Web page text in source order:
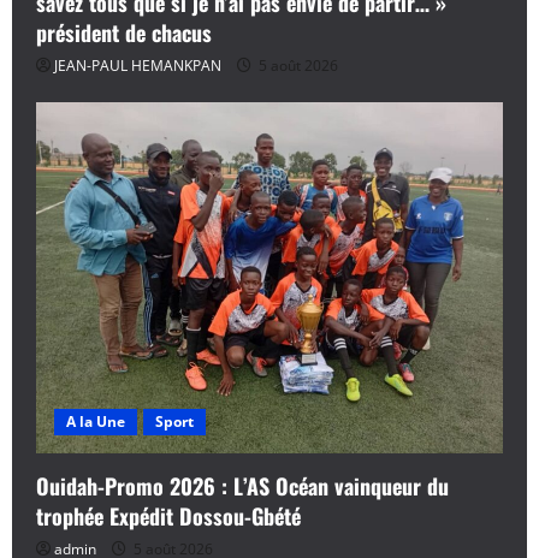
président de chacus
JEAN-PAUL HEMANKPAN 5 août 2026
A la Une Sport
Ouidah-Promo 2026 : L’AS Océan vainqueur du
trophée Expédit Dossou-Gbété
admin 5 août 2026